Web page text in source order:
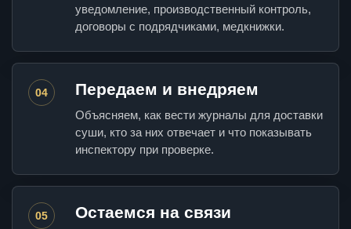
уведомление, производственный контроль,
договоры с подрядчиками, медкнижки.
04 Передаем и внедряем
Объясняем, как вести журналы для доставки
суши, кто за них отвечает и что показывать
инспектору при проверке.
05 Остаемся на связи